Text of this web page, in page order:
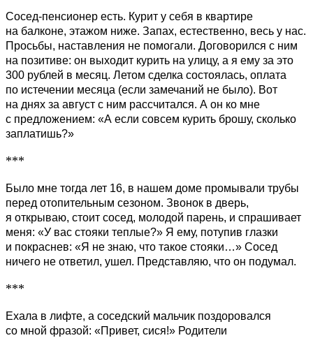
Сосед-пенсионер есть. Курит у себя в квартире
на балконе, этажом ниже. Запах, естественно, весь у нас.
Просьбы, наставления не помогали. Договорился с ним
на позитиве: он выходит курить на улицу, а я ему за это
300 рублей в месяц. Летом сделка состоялась, оплата
по истечении месяца (если замечаний не было). Вот
на днях за август с ним рассчитался. А он ко мне
с предложением: «А если совсем курить брошу, сколько
заплатишь?»
***
Было мне тогда лет 16, в нашем доме промывали трубы
перед отопительным сезоном. Звонок в дверь,
я открываю, стоит сосед, молодой парень, и спрашивает
меня: «У вас стояки теплые?» Я ему, потупив глазки
и покраснев: «Я не знаю, что такое стояки…» Сосед
ничего не ответил, ушел. Представляю, что он подумал.
***
Ехала в лифте, а соседский мальчик поздоровался
со мной фразой: «Привет, сися!» Родители